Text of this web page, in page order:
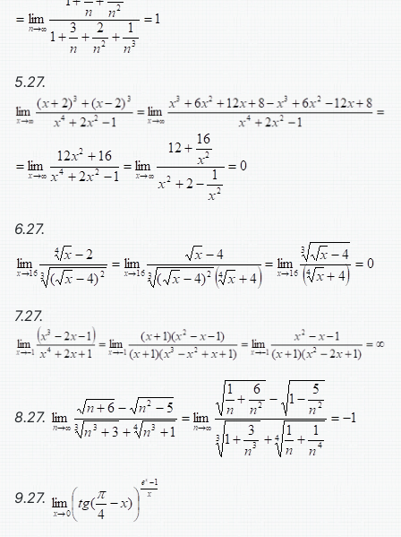
5.27.
6.27.
7.27.
8.27.
9.27.